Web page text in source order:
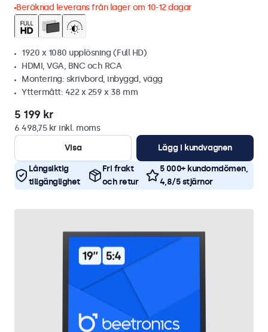
Beräknad leverans från lager om 10-12 dagar
1920 x 1080 upplösning (Full HD)
HDMI, VGA, BNC och RCA
Montering: skrivbord, inbyggd, vägg
Yttermått: 422 x 259 x 38 mm
5 199 kr
6 498,75 kr inkl. moms
Visa
Lägg i kundvagnen
Långsiktig
tillgänglighet
Fri frakt
och retur
5 000+ kundomdömen,
4,8/5 stjärnor